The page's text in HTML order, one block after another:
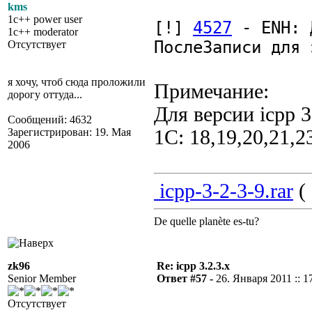
kms
1c++ power user
1c++ moderator
Отсутствует
я хочу, чтоб сюда проложили
дорогу оттуда...
Сообщений: 4632
Зарегистрирован: 19. Мая
2006
[!] 4527 - ENH:
ПослеЗаписи для
Примечание:
Для версии icpp
1С:
icpp-3-2-3-9.rar (
De quelle planète es-tu?
zk96
Senior Member
Отсутствует
Re: icpp 3.2.3.x
Ответ #57 - 26. Января 2011 ::